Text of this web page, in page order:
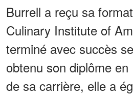
Burrell a reçu sa
Culinary Institute of
terminé avec succès
obtenu son diplôme
de sa carrière, elle a